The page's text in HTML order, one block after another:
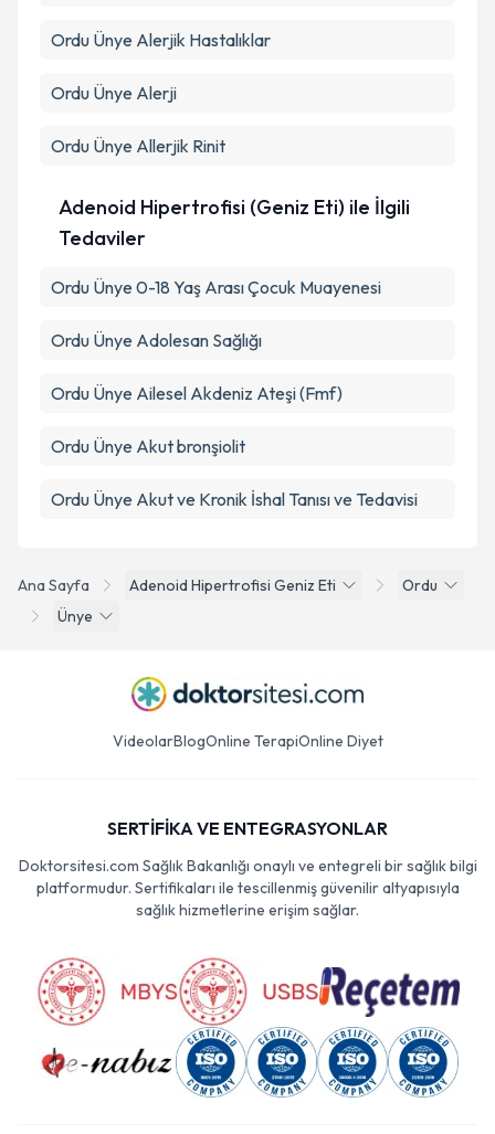
Ana Sayfa Adenoid Hipertrofisi Geniz Eti
Ordu
Ünye
Ordu Ünye Alerjik Hastalıklar
Ordu Ünye Alerji
Ordu Ünye Allerjik Rinit
Adenoid Hipertrofisi (Geniz Eti) ile İlgili
Tedaviler
Ordu Ünye 0-18 Yaş Arası Çocuk Muayenesi
Ordu Ünye Adolesan Sağlığı
Ordu Ünye Ailesel Akdeniz Ateşi (Fmf)
Ordu Ünye Akut bronşiolit
Ordu Ünye Akut ve Kronik İshal Tanısı ve Tedavisi
VideolarBlogOnline TerapiOnline Diyet
SERTİFİKA VE ENTEGRASYONLAR
Doktorsitesi.com Sağlık Bakanlığı onaylı ve entegreli bir sağlık bilgi
platformudur. Sertifikaları ile tescillenmiş güvenilir altyapısıyla
sağlık hizmetlerine erişim sağlar.